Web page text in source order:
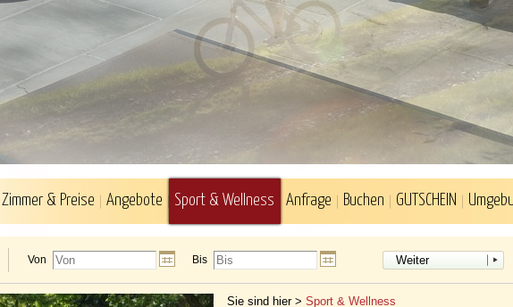
Zimmer & Preise Angebote Sport & Wellness Anfrage Buchen GUTSCHEIN
Von Bis Weiter
Sie sind hier > Sport & Wellness